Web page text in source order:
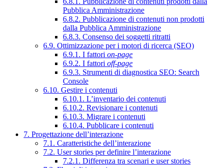
Pubblica Amministrazione
6.8.2. Pubblicazione di contenuti non prodotti
dalla Pubblica Amministrazione
6.8.3. Consenso dei soggetti ritratti
6.9. Ottimizzazione per i motori di ricerca (SEO)
6.9.1. I fattori on-page
6.9.2. I fattori off-page
6.9.3. Strumenti di diagnostica SEO: Search
Console
6.10. Gestire i contenuti
6.10.1. L’inventario dei contenuti
6.10.2. Revisionare i contenuti
6.10.3. Migrare i contenuti
6.10.4. Pubblicare i contenuti
7. Progettazione dell’interazione
7.1. Caratteristiche dell’interazione
7.2. User stories per definire l’interazione
7.2.1. Differenza tra scenari e user stories